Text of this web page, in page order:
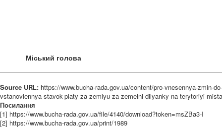
Міський голова
Source URL: https://www.bucha-rada.gov.ua/content/pro-vnesennya-zmin-
vstanovlennya-stavok-platy-za-zemlyu-za-zemelni-dilyanky-na-terytoriyi-
Посилання
[1] https://www.bucha-rada.gov.ua/file/4140/download?token=msZBa3-I
[2] https://www.bucha-rada.gov.ua/print/1989